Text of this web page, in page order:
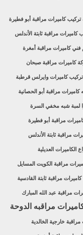
تركيب كاميرات مراقبة أبو فطيرة
كاميرات مراقبة ثابتة الأندلس
فني كاميرات مراقبة أمغرة
كاميرات مراقبة صبحان
تركيب كاميرات وايرلس قرطبة
كاميرات مراقبة أبو الحصانية
لمبة شبه مخفي السرة
مراقبة أبو فطيرة
مراقبة ثابتة الأندلس
الكاميرات العديلية
مراقبة الكويت المسايل
مراقبة ثابتة القادسية
مراقبة عبد الله المبارك
مراقبه الدوحة
خارجية الخالدية